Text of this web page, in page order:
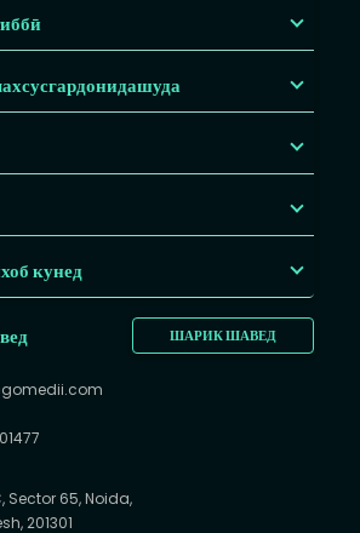
кунед
ШАРИК ШАВЕД
Sector 65, Noida,
201301